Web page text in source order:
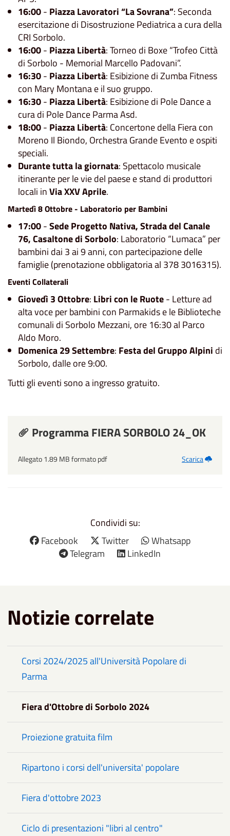
16:00- Piazza Lavoratori “La Sovrana”: Seconda
esercitazione di Disostruzione Pediatrica a cura della
CRI Sorbolo.
16:00- Piazza Libertà: Torneo di Boxe “Trofeo Città
di Sorbolo - Memorial Marcello Padovani”.
16:30- Piazza Libertà: Esibizione di Zumba Fitness
con Mary Montana e il suo gruppo.
16:30- Piazza Libertà: Esibizione di Pole Dance a
cura di Pole Dance Parma Asd.
18:00- Piazza Libertà: Concertone della Fiera con
Moreno Il Biondo, Orchestra Grande Evento e ospiti
speciali.
Durante tutta la giornata: Spettacolo musicale
itinerante per le vie del paese e stand di produttori
locali inVia XXV Aprile.
Martedì 8 Ottobre - Laboratorio per Bambini
17:00-Sede Progetto Nativa, Strada del Canale
76, Casaltone di Sorbolo: Laboratorio “Lumaca” per
bambini dai 3 ai 9 anni, con partecipazione delle
famiglie (prenotazione obbligatoria al 378 3016315).
Eventi Collaterali
Giovedì 3 Ottobre: Libri con le Ruote- Letture ad
alta voce per bambini con Parmakids e le Biblioteche
comunali di Sorbolo Mezzani, ore 16:30 al Parco
Aldo Moro.
Domenica 29 Settembre: Festa del Gruppo Alpini di
Sorbolo, dalle ore 9:00.
Tutti gli eventi sono a ingresso gratuito.
Programma FIERA SORBOLO 24_OK
Allegato 1.89 MB formato pdf Scarica
Condividi su:
Facebook
Twitter
Whatsapp
Telegram
LinkedIn
Notizie correlate
Corsi 2024/2025 all'Università Popolare di
Parma
Fiera d'Ottobre di Sorbolo 2024
Proiezione gratuita film
Ripartono i corsi dell'universita' popolare
Fiera d'ottobre 2023
Ciclo di presentazioni "libri al centro"